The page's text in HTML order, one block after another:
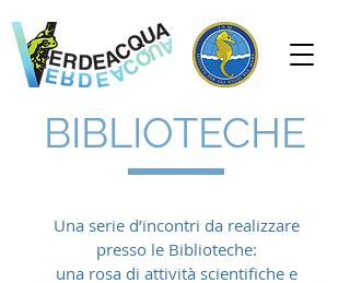
BIBLIOTECHE
Una serie d’incontri da realizzare
presso le Biblioteche:
una rosa di attività scientifiche e